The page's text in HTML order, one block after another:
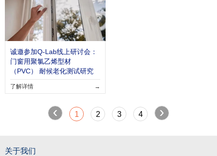
诚邀参加Q-Lab线上研讨会：
门窗用聚氯乙烯型材
（PVC） 耐候老化测试研究
了解详情 →
‹ 1 2 3 4 ›
关于我们